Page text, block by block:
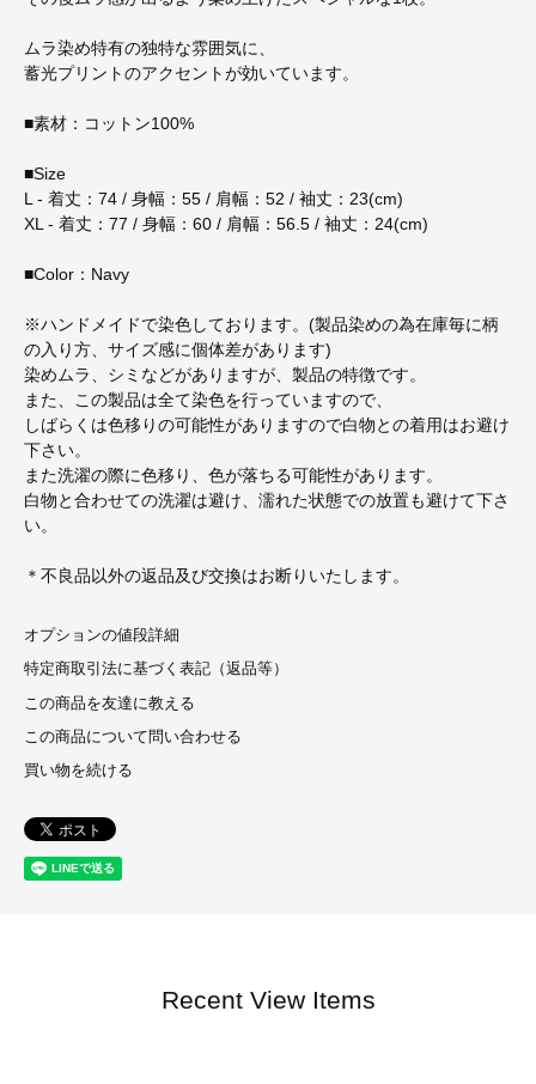
ムラ染め特有の独特な雰囲気に、
蓄光プリントのアクセントが効いています。
■素材：コットン100%
■Size
L - 着丈：74 / 身幅：55 / 肩幅：52 / 袖丈：23(cm)
XL - 着丈：77 / 身幅：60 / 肩幅：56.5 / 袖丈：24(cm)
■Color：Navy
※ハンドメイドで染色しております。(製品染めの為在庫毎に柄
の入り方、サイズ感に個体差があります)
染めムラ、シミなどがありますが、製品の特徴です。
また、この製品は全て染色を行っていますので、
しばらくは色移りの可能性がありますので白物との着用はお避け
下さい。
また洗濯の際に色移り、色が落ちる可能性があります。
白物と合わせての洗濯は避け、濡れた状態での放置も避けて下さ
い。
＊不良品以外の返品及び交換はお断りいたします。
オプションの値段詳細
特定商取引法に基づく表記（返品等）
この商品を友達に教える
この商品について問い合わせる
買い物を続ける
Recent View Items